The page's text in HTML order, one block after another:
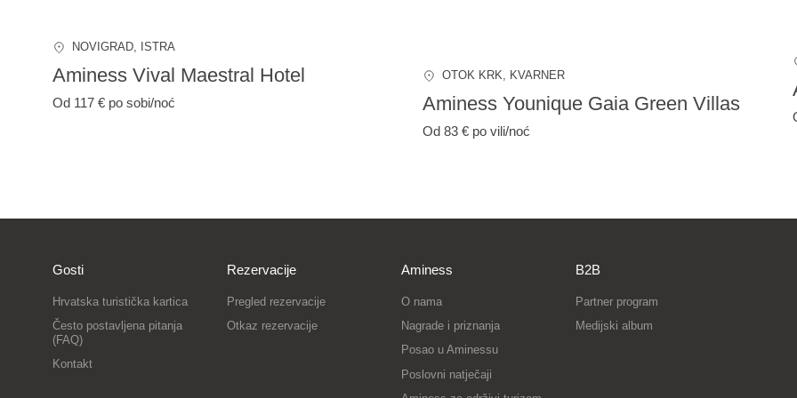
NOVIGRAD, ISTRA
Aminess Vival Maestral Hotel
Od 117 € po sobi/noć
OTOK KRK, KVARNER
Aminess Younique Gaia Green Villas
Od 83 € po vili/noć
Gosti
Hrvatska turistička kartica
Često postavljena pitanja
(FAQ)
Kontakt
Rezervacije
Pregled rezervacije
Otkaz rezervacije
Aminess
O nama
Nagrade i priznanja
Posao u Aminessu
Poslovni natječaji
B2B
Partner program
Medijski album